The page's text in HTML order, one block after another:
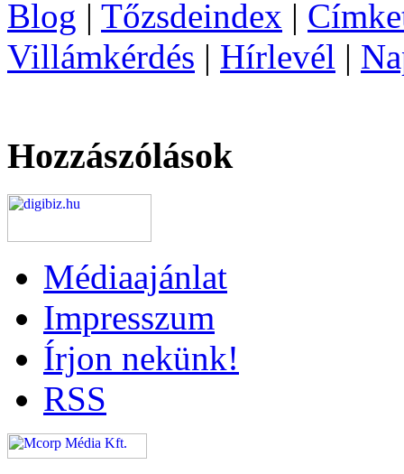
Blog | Tőzsdeindex |
Villámkérdés | Hírlevél |
Hozzászólások
Médiaajánlat
Impresszum
Írjon nekünk!
RSS